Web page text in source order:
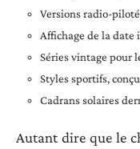
Versions radio-
Affichage de la
Séries vintage pour
Styles sportifs,
Cadrans solaires
Autant dire que le